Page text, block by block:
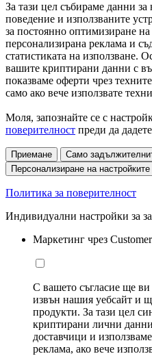
За тази цел събираме данни
поведение и използваните
за постоянно оптимизиране
персонализирана реклама и
статистиката на използване.
вашите криптирани данни с
показваме оферти чрез
само ако вече използвате
Моля, запознайте се с
поверителност преди да
Приемане
Само
Персонализиране на настройките
Политика за поверителност
Индивидуални настройки за
Маркетинг чрез
С вашето съгласие ще
извън нашия уебсайт и
продукти. За тази цел
криптирани лични
доставчици и
реклама, ако вече